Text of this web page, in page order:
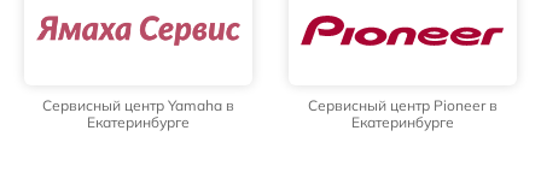
Сервисный центр Yamaha в
Екатеринбурге
Сервисный центр Pioneer в
Екатеринбурге